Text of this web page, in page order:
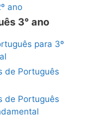
ano
3° ano
para 3º
de Português
de Português